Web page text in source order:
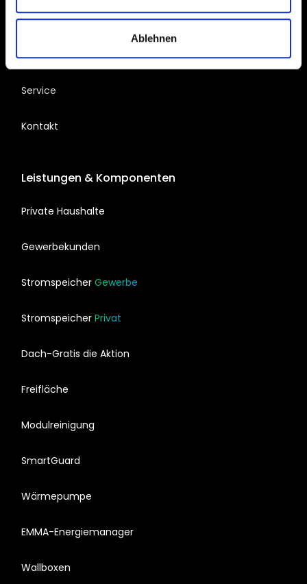
Ablehnen
Juno Solar empfehlen
Magazin
Service
Kontakt
Leistungen & Komponenten
Private Haushalte
Gewerbekunden
StromspeicherGewerbe
StromspeicherPrivat
Dach-Gratis die Aktion
Freifläche
Modulreinigung
SmartGuard
Wärmepumpe
EMMA-Energiemanager
Wallboxen